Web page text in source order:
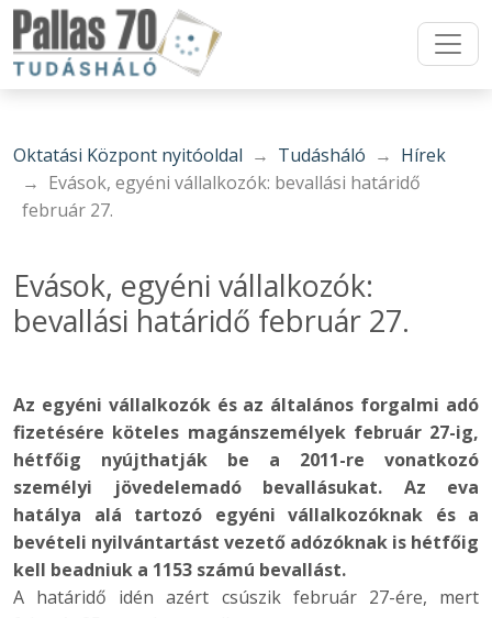
Oktatási Központ nyitóoldal Tudásháló
Hírek
Evások, egyéni vállalkozók: bevallási határidő
február 27.
Evások, egyéni vállalkozók:
bevallási határidő február 27.
Az egyéni vállalkozók és az általános forgalmi adó
fizetésére köteles magánszemélyek február 27-ig,
hétfőig nyújthatják be a 2011-re vonatkozó
személyi jövedelemadó bevallásukat. Az eva
hatálya alá tartozó egyéni vállalkozóknak és a
bevételi nyilvántartást vezető adózóknak is hétfőig
kell beadniuk a 1153 számú bevallást.
A határidő idén azért csúszik február 27-ére, mert